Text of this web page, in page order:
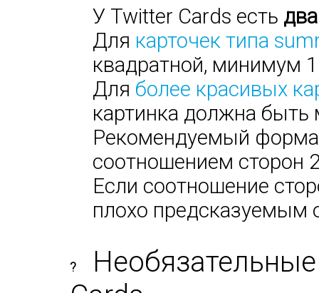
У Twitter Cards есть
Для карточек типа
квадратной, минимум
Для более красивых
картинка должна
Рекомендуемый
соотношением сторон
Если соотношение
плохо предсказуемым
?